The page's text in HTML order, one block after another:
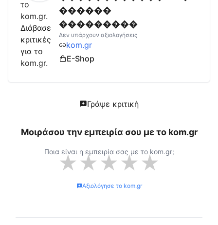
������
���������
Δεν υπάρχουν αξιολογήσεις
kom.gr
E-Shop
Γράψε κριτική
Μοιράσου την εμπειρία σου με το kom.gr
Ποια είναι η εμπειρία σας με το kom.gr;
★★★★★
Αξιολόγησε το kom.gr